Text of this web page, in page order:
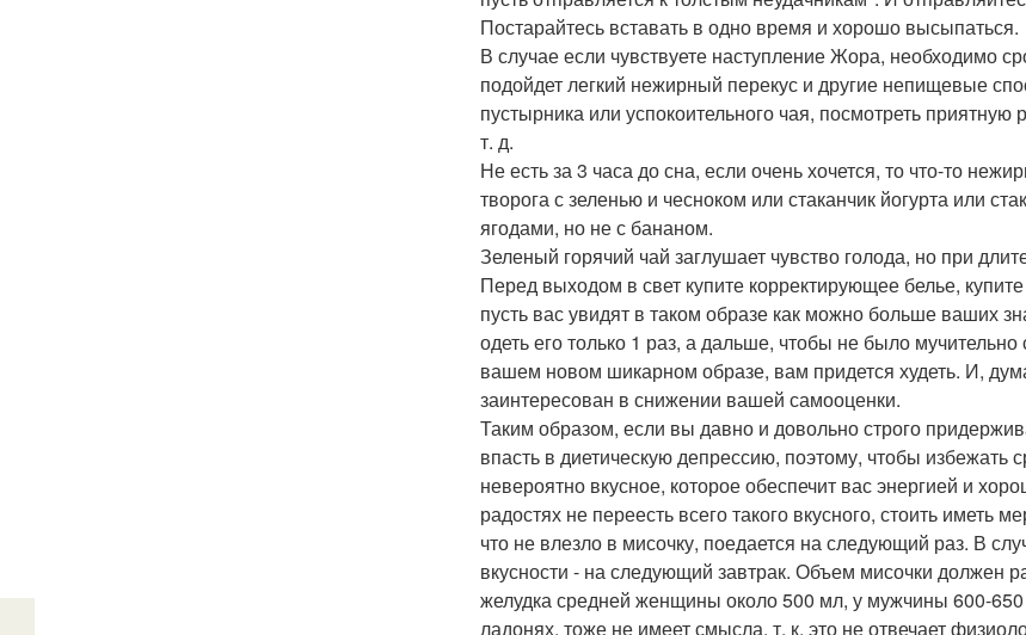
Постарайтесь вставать в одно время и хорошо высыпаться.
В случае если чувствуете наступление Жора, необходимо
подойдет легкий нежирный перекус и другие непищевые
пустырника или успокоительного чая, посмотреть
т. д.
Не есть за 3 часа до сна, если очень хочется, то что-то
творога с зеленью и чесноком или стаканчик йогурта или
ягодами, но не с бананом.
Зеленый горячий чай заглушает чувство голода, но при
Перед выходом в свет купите корректирующее белье,
пусть вас увидят в таком образе как можно больше ваших
одеть его только 1 раз, а дальше, чтобы не было
вашем новом шикарном образе, вам придется худеть. И,
заинтересован в снижении вашей самооценки.
Таким образом, если вы давно и довольно строго
впасть в диетическую депрессию, поэтому, чтобы избежать
невероятно вкусное, которое обеспечит вас энергией и
радостях не переесть всего такого вкусного, стоить иметь
что не влезло в мисочку, поедается на следующий раз. В
вкусности - на следующий завтрак. Объем мисочки должен
желудка средней женщины около 500 мл, у мужчины 600-
ладонях, тоже не имеет смысла, т. к. это не отвечает